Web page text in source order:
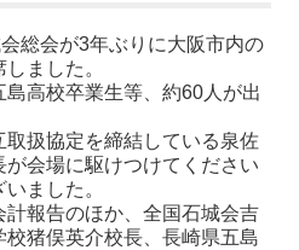
総会が3年ぶりに大阪市内の
ました。
高校卒業生等、約60人が出
取扱協定を締結している泉佐
会場に駆けつけてください
ました。
報告のほか、全国石城会吉
猪俣英介校長、長崎県五島